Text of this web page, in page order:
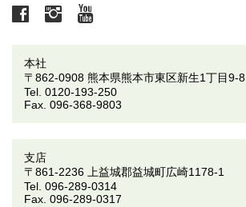
facebook
instagram youtube
本社
〒862-0908 熊本県熊本市東区新生1丁目9-8
Tel. 0120-193-250
Fax. 096-368-9803
支店
〒861-2236 上益城郡益城町広崎1178-1
Tel. 096-289-0314
Fax. 096-289-0317